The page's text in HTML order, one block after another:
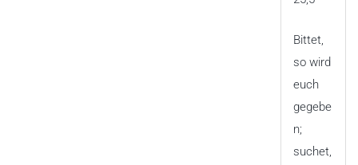
Bittet,
so wird
euch
gegebe
n;
suchet,